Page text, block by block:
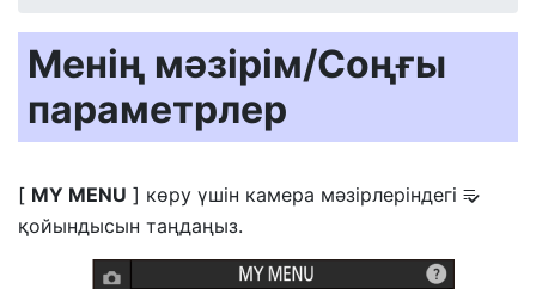
Менің мәзірім/Соңғы
параметрлер
[ MY MENU ] көру үшін камера мәзірлеріндегі O
қойындысын таңдаңыз.